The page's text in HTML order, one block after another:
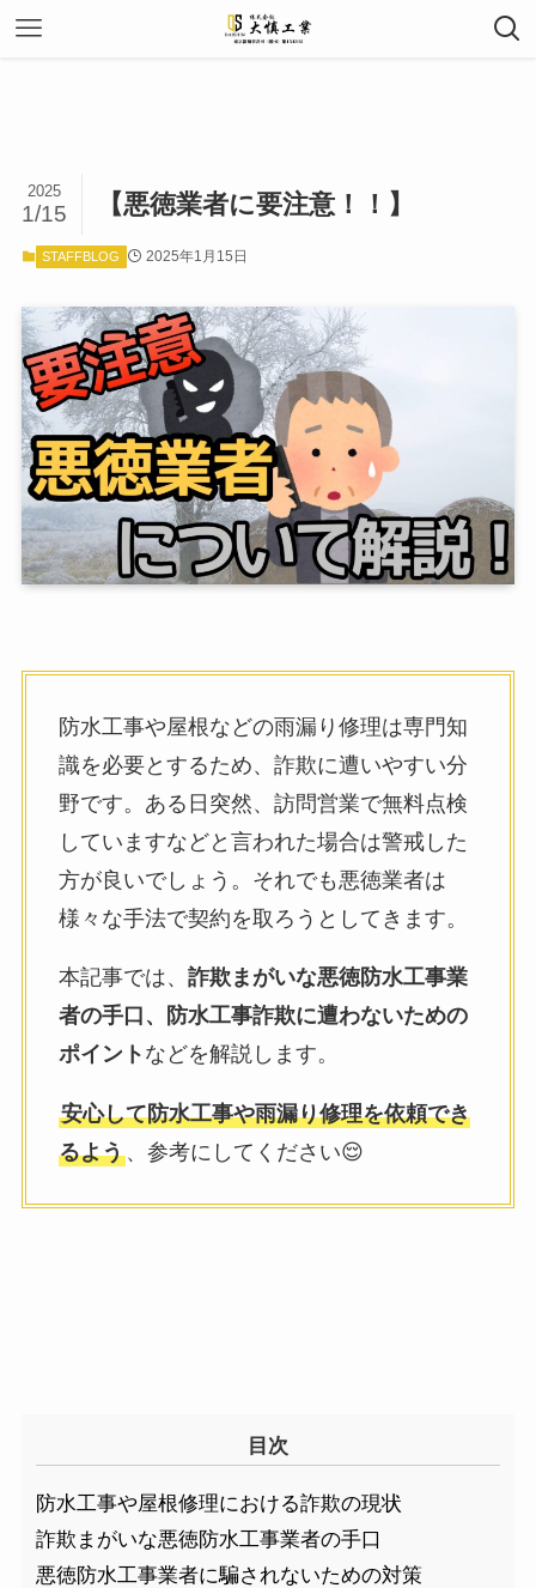
【悪徳業者に要注意！！】
2025
1/15
STAFFBLOG 2025年1月15日
防水工事や屋根などの雨漏り修理は専門知
識を必要とするため、詐欺に遭いやすい分
野です。ある日突然、訪問営業で無料点検
していますなどと言われた場合は警戒した
方が良いでしょう。それでも悪徳業者は
様々な手法で契約を取ろうとしてきます。
本記事では、 詐欺まがいな悪徳防水工事業
者の手口、防水工事詐欺に遭わないための
ポイント などを解説します。
安心して防水工事や雨漏り修理を依頼でき
るよう、参考にしてください😌
目次
防水工事や屋根修理における詐欺の現状
詐欺まがいな悪徳防水工事業者の手口
悪徳防水工事業者に騙されないための対策